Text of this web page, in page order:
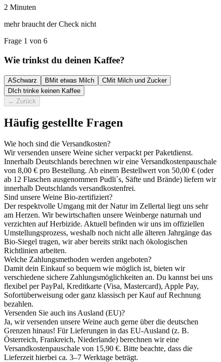
2 Minuten
mehr braucht der Check nicht
Frage 1 von 6
Wie trinkst du deinen Kaffee?
ASchwarz B Mit etwas Milch CMit Milch und Zucker
D Ich trinke keinen Kaffee
← Zurück
Häufig gestellte Fragen
Wie hoch sind die Versandkosten?
Wir versenden unsere Weine sicher verpackt per Paketdienst.
Innerhalb Deutschlands berechnen wir eine Versandkostenpauschale
von 8,00 € pro Bestellung. Ab einem Bestellwert von 50,00 € (oder
ab 12 Flaschen ausgenommen Pudli´s, Säfte und Brände) liefern wir
innerhalb Deutschlands versandkostenfrei.
Sind unsere Weine Bio-zertifiziert?
Der respektvolle Umgang mit der Natur im Zellertal liegt uns sehr
am Herzen. Wir bewirtschaften unsere Weinberge naturnah und
verzichten auf Herbizide. Aktuell befinden wir uns im offiziellen
Umstellungsprozess, weshalb noch nicht alle älteren Jahrgänge das
Bio-Siegel tragen, wir aber bereits strikt nach ökologischen
Richtlinien arbeiten.
Welche Zahlungsmethoden werden angeboten?
Damit dein Einkauf so bequem wie möglich ist, bieten wir
verschiedene sichere Zahlungsmöglichkeiten an. Du kannst bei uns
flexibel per PayPal, Kreditkarte (Visa, Mastercard), Apple Pay,
Sofortüberweisung oder ganz klassisch per Kauf auf Rechnung
bezahlen.
Versenden Sie auch ins Ausland (EU)?
Ja, wir versenden unsere Weine auch gerne über die deutschen
Grenzen hinaus! Für Lieferungen in das EU-Ausland (z. B.
Österreich, Frankreich, Niederlande) berechnen wir eine
Versandkostenpauschale von 15,90 €. Bitte beachte, dass die
Lieferzeit hierbei ca. 3–7 Werktage beträgt.